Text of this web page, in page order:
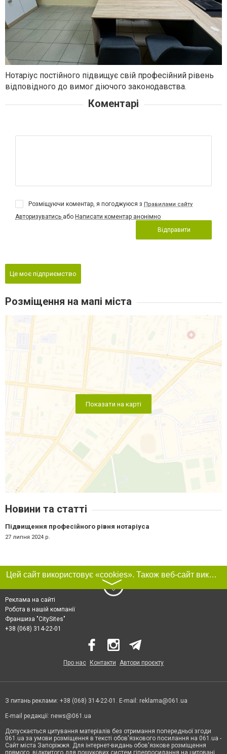
Нотаріус постійного підвищує свій професійний рівень
відповідного до вимог діючого законодавства.
Коментарі
Розміщуючи коментар, я погоджуюся з Правилами сайту
Авторизуватись або Написати коментар анонімно
Відправити
Це моє підприємство
Розміщення на мапі міста
Показати на карті
Новини та статті
Підвищення професійного рівня нотаріуса
27 липня 2024 р.
Цей сайт використовує «cookies». Також веб-сайт використовує інтернет-сервіс для збору технічних даних стосовно відвідувачів з метою отримання маркетингової та статистичної інформації. Умови обробки даних відвідувачів сайту див.
〉
Реклама на сайті
Робота в нашій компанії
Франшиза "CitySites"
+38 (068) 314-22-01
Про нас Контакти Автори проєкту
З питань реклами: +38 (068) 314-22-01. E-mail: reklama@061.ua
E-mail редакції: news@061.ua
Допускається цитування матеріалів без отримання попередньої згоди
061.ua за умови розміщення в тексті обов'язкового посилання на 061.ua -
Сайт міста Запоріжжя. Для інтернет-видань обов'язкове розміщення